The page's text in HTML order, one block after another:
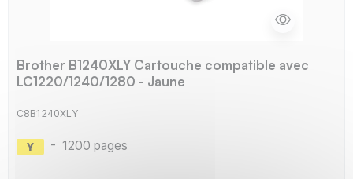
Brother B1240XLY Cartouche compatible avec
LC1220/1240/1280 - Jaune
C8B1240XLY
- 1200 pages